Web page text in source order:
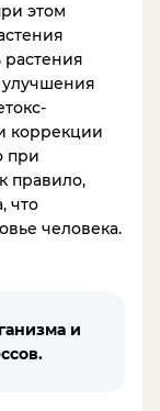
этом
коррекции
при
правило,
что
человека.
и